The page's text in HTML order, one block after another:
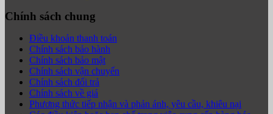
Chính sách chung
Điều khoản thanh toán
Chính sách bảo hành
Chính sách bảo mật
Chính sách vận chuyển
Chính sách đổi trả
Chính sách về giá
Phương thức tiếp nhận và phản ánh, yêu cầu, khiêu nại